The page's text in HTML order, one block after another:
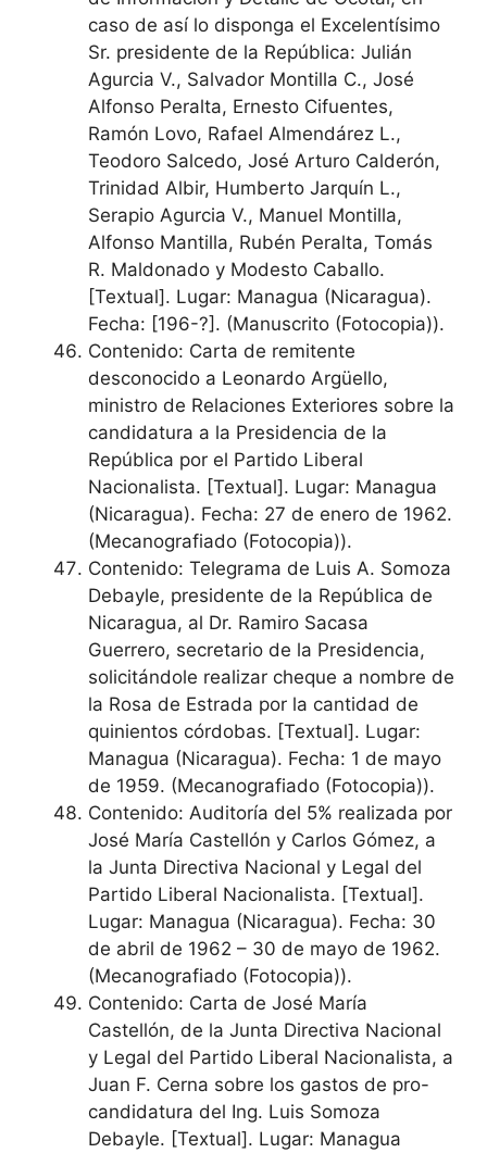
caso de así lo disponga el Excelentísimo
Sr. presidente de la República: Julián
Agurcia V., Salvador Montilla C., José
Alfonso Peralta, Ernesto Cifuentes,
Ramón Lovo, Rafael Almendárez L.,
Teodoro Salcedo, José Arturo Calderón,
Trinidad Albir, Humberto Jarquín L.,
Serapio Agurcia V., Manuel Montilla,
Alfonso Mantilla, Rubén Peralta, Tomás
R. Maldonado y Modesto Caballo.
[Textual]. Lugar: Managua (Nicaragua).
Fecha: [196-?]. (Manuscrito (Fotocopia)).
Contenido: Carta de remitente
desconocido a Leonardo Argüello,
ministro de Relaciones Exteriores sobre la
candidatura a la Presidencia de la
República por el Partido Liberal
Nacionalista. [Textual]. Lugar: Managua
(Nicaragua). Fecha: 27 de enero de 1962.
(Mecanografiado (Fotocopia)).
Contenido: Telegrama de Luis A. Somoza
Debayle, presidente de la República de
Nicaragua, al Dr. Ramiro Sacasa
Guerrero, secretario de la Presidencia,
solicitándole realizar cheque a nombre de
la Rosa de Estrada por la cantidad de
quinientos córdobas. [Textual]. Lugar:
Managua (Nicaragua). Fecha: 1 de mayo
de 1959. (Mecanografiado (Fotocopia)).
Contenido: Auditoría del 5% realizada por
José María Castellón y Carlos Gómez, a
la Junta Directiva Nacional y Legal del
Partido Liberal Nacionalista. [Textual].
Lugar: Managua (Nicaragua). Fecha: 30
de abril de 1962 – 30 de mayo de 1962.
(Mecanografiado (Fotocopia)).
Contenido: Carta de José María
Castellón, de la Junta Directiva Nacional
y Legal del Partido Liberal Nacionalista, a
Juan F. Cerna sobre los gastos de pro-
candidatura del Ing. Luis Somoza
Debayle. [Textual]. Lugar: Managua